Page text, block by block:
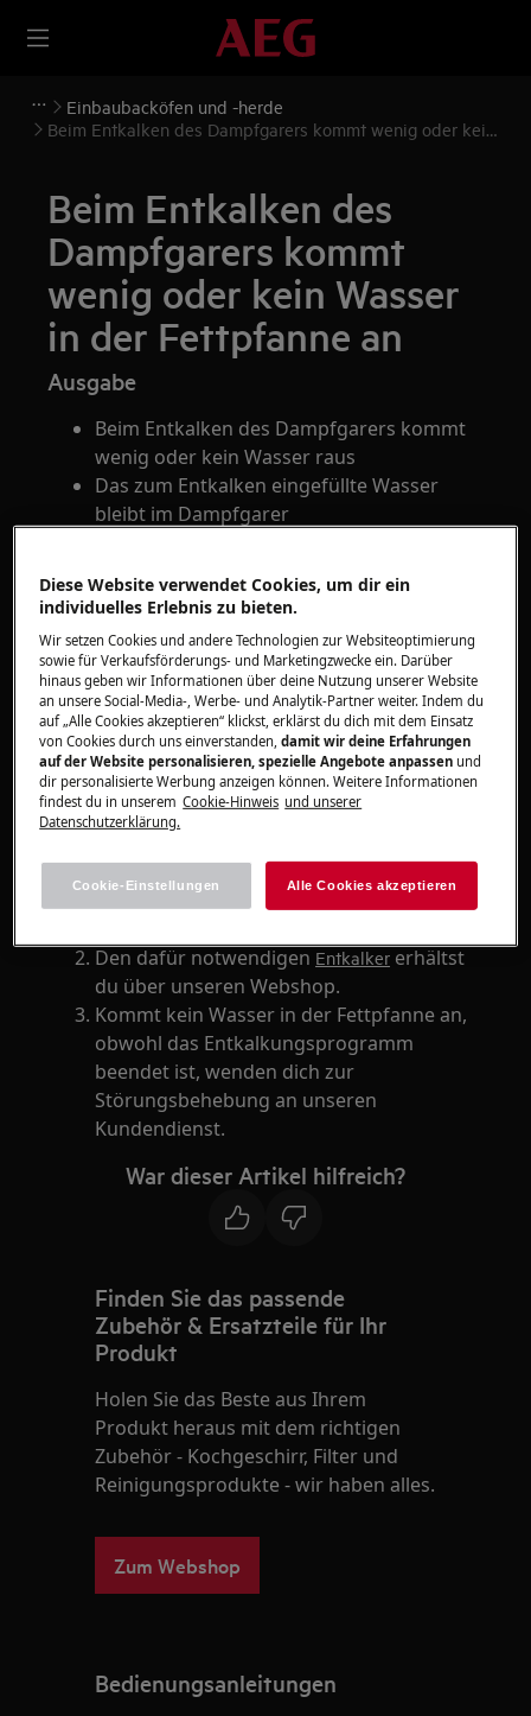
Einbaubacköfen und -herde
Beim Entkalken des Dampfgarers kommt wenig oder kein
Beim Entkalken des
Dampfgarers kommt
wenig oder kein Wasser
in der Fettpfanne an
Ausgabe
Beim Entkalken des Dampfgarers kommt
wenig oder kein Wasser raus
Das zum Entkalken eingefüllte Wasser
bleibt im Dampfgarer
Entkalker für Dampfgarer
Gilt für
Multidampfgarer
Lösung
Bevor du ein Entkalkungsprogramm - wie
- startest, wird in die unterste
Einschubebene eine Fettpfanne
Den dafür notwendigen Entkalker erhältst
du über unseren Webshop.
Kommt kein Wasser in der Fettpfanne an,
obwohl das Entkalkungsprogramm
beendet ist, wenden dich zur
Störungsbehebung an unseren
Kundendienst.
War dieser Artikel hilfreich?
Finden Sie das passende
Zubehör & Ersatzteile für Ihr
Produkt
Holen Sie das Beste aus Ihrem
Produkt heraus mit dem richtigen
Zubehör - Kochgeschirr, Filter und
Reinigungsprodukte - wir haben alles.
Zum Webshop
Bedienungsanleitungen
Diese Website verwendet Cookies, um dir ein
individuelles Erlebnis zu bieten.
Wir setzen Cookies und andere Technologien zur Websiteoptimierung
sowie für Verkaufsförderungs- und Marketingzwecke ein. Darüber
hinaus geben wir Informationen über deine Nutzung unserer Website
an unsere Social-Media-, Werbe- und Analytik-Partner weiter. Indem du
auf „Alle Cookies akzeptieren“ klickst, erklärst du dich mit dem Einsatz
von Cookies durch uns einverstanden,damit wir deine Erfahrungen
auf der Website personalisieren, spezielle Angebote anpassen und
dir personalisierte Werbung anzeigen können. Weitere Informationen
findest du in unserem Cookie-Hinweis und unserer
Datenschutzerklärung.
Cookie-Einstellungen Alle Cookies akzeptieren